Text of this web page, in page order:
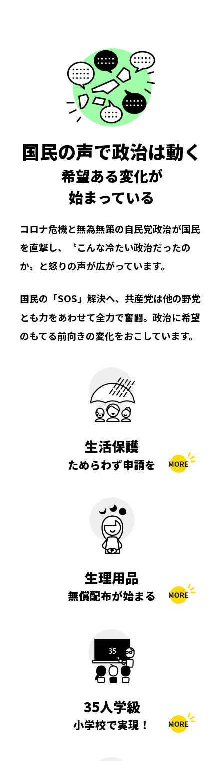
国民の声で政治は動く
希望ある変化が
始まっている
コロナ危機と無為無策の自民党政治が国民
を直撃し、〝こんな冷たい政治だったの
か〟と怒りの声が広がっています。
国民の「SOS」解決へ、共産党は他の野党
とも力をあわせて全力で奮闘。政治に希望
のもてる前向きの変化をおこしています。
生活保護
ためらわず申請を
生理用品
無償配布が始まる
35人学級
小学校で実現！